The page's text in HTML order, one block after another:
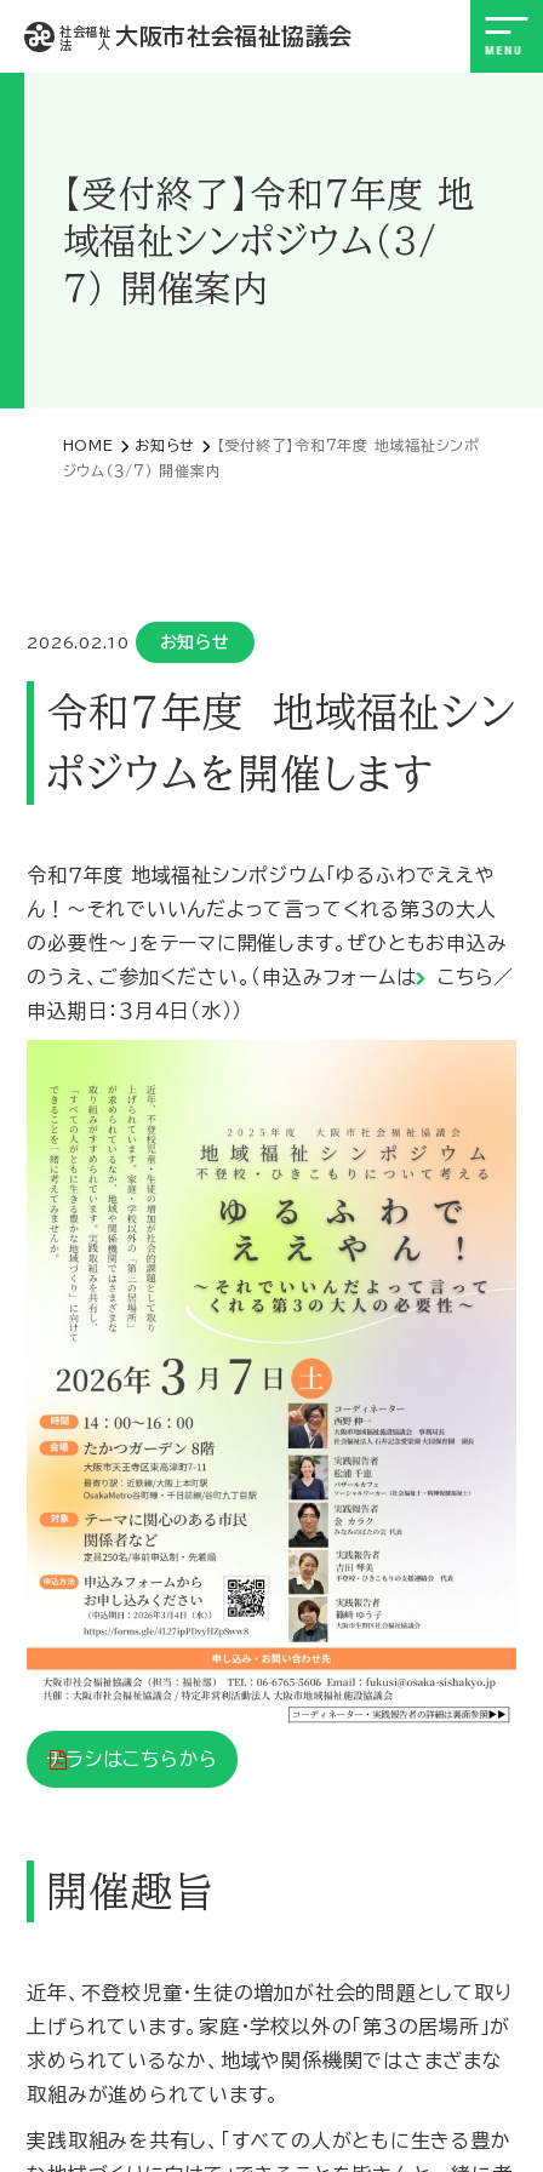
社会福祉
法 人
大阪市社会福祉協議会
【受付終了】令和７年度 地
域福祉シンポジウム（３/
７） 開催案内
HOME お知らせ
【受付終了】令和７年度 地域福祉シンポ
ジウム（３/７） 開催案内
2026.02.10 お知らせ
令和７年度 地域福祉シン
ポジウムを開催します
令和７年度 地域福祉シンポジウム「ゆるふわでええや
ん！～それでいいんだよって言ってくれる第３の大人
の必要性～」をテーマに開催します。ぜひともお申込み
のうえ、ご参加ください。（申込みフォームは
こちら ／
申込期日：３月４日（水））
チラシはこちらから
開催趣旨
近年、不登校児童・生徒の増加が社会的問題として取り
上げられています。家庭・学校以外の「第３の居場所」が
求められているなか、地域や関係機関ではさまざまな
取組みが進められています。
実践取組みを共有し、「すべての人がともに生きる豊か